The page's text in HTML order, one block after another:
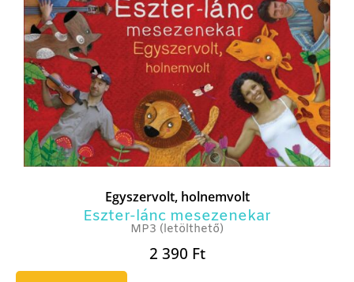
Egyszervolt, holnemvolt
Eszter-lánc mesezenekar
MP3 (letölthető)
2 390 Ft